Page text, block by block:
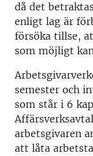
då det
enligt lag är
försöka tillse,
som möjligt
semester och
som står i 6
arbetsgivaren
att låta